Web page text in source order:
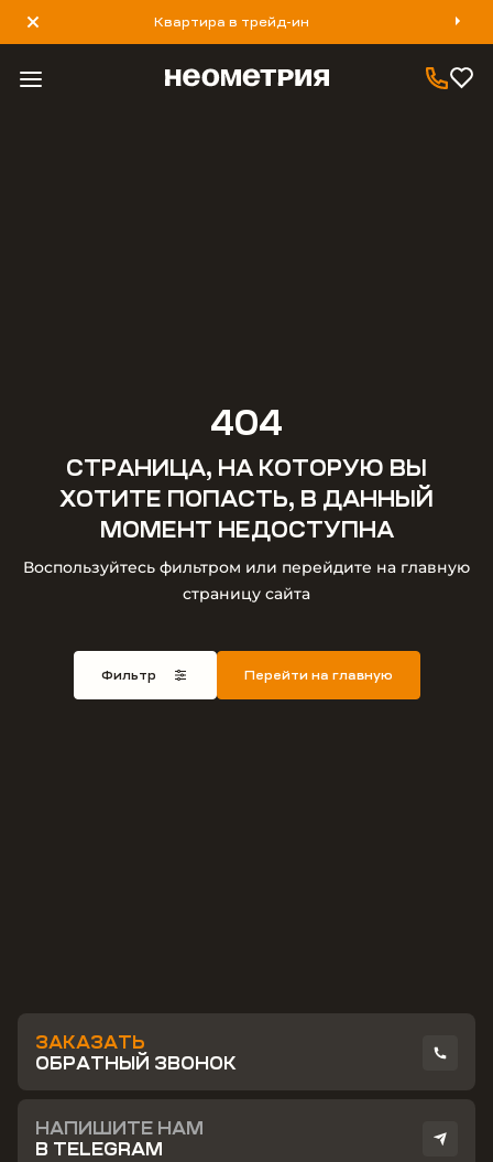
Квартира в трейд-ин
8 800 777 40 93
404
СТРАНИЦА, НА КОТОРУЮ ВЫ
ХОТИТЕ ПОПАСТЬ, В ДАННЫЙ
МОМЕНТ НЕДОСТУПНА
Воспользуйтесь фильтром или перейдите на главную
страницу сайта
Фильтр Перейти на главную
ЗАКАЗАТЬ
ОБРАТНЫЙ ЗВОНОК
НАПИШИТЕ НАМ
В TELEGRAM